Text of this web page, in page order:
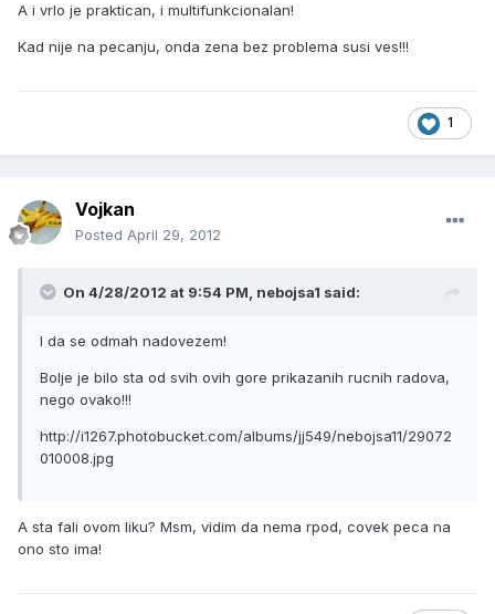
A i vrlo je praktican, i multifunkcionalan!
Kad nije na pecanju, onda zena bez problema susi ves!!!
1
Vojkan
Posted April 29, 2012
On 4/28/2012 at 9:54 PM, nebojsa1 said:
I da se odmah nadovezem!
Bolje je bilo sta od svih ovih gore prikazanih rucnih radova,
nego ovako!!!
http://i1267.photobucket.com/albums/jj549/nebojsa11/29072
010008.jpg
A sta fali ovom liku? Msm, vidim da nema rpod, covek peca na
ono sto ima!